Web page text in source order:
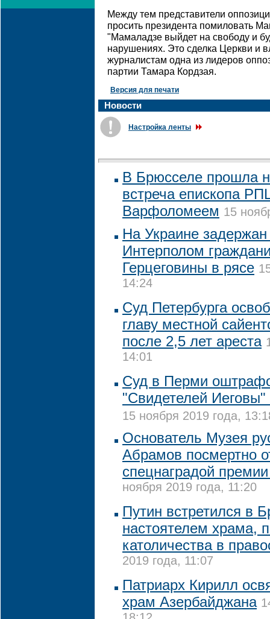
Между тем представители
просить президента помиловать
"Мамаладзе выйдет на свободу и
нарушениях. Это сделка Церкви и
журналистам одна из лидеров
партии Тамара Кордзая.
Версия для печати
Новости
Настройка ленты
В Брюсселе прошла
встреча епископа
Варфоломеем 15
На Украине
Интерполом
Герцеговины в рясе
14:24
Суд Петербурга
главу местной
после 2,5 лет ареста
14:01
Суд в Перми
"Свидетелей
15 ноября 2019 года,
Основатель Музея
Абрамов посмертно
спецнаградой
ноября 2019 года, 11:20
Путин встретился в
настоятелем храма,
католичества в
2019 года, 11:07
Патриарх Кирилл
храм Азербайджана